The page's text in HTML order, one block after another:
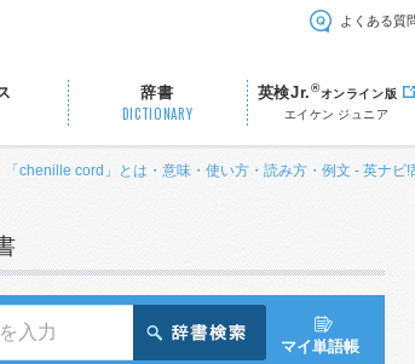
よくある質
辞書
DICTIONARY
英検Jr.®オンライン版
エイケン ジュニア
「chenille cord」とは・意味・使い方・読み方・例文 - 英ナビ
マイ単語帳